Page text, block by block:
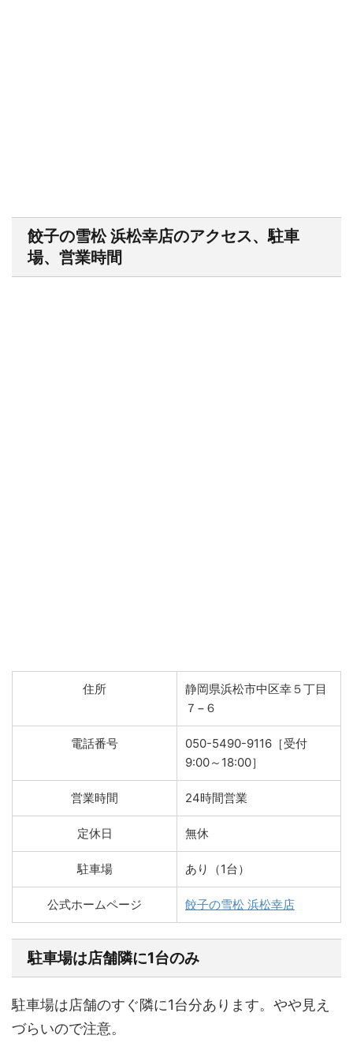
餃子の雪松 浜松幸店のアクセス、駐車
場、営業時間
住所
静岡県浜松市中区幸５丁目
７−６
電話番号
050-5490-9116［受付
9:00～18:00］
営業時間 24時間営業
定休日 無休
駐車場 あり（1台）
公式ホームページ 餃子の雪松 浜松幸店
駐車場は店舗隣に1台のみ
駐車場は店舗のすぐ隣に1台分あります。やや見え
づらいので注意。